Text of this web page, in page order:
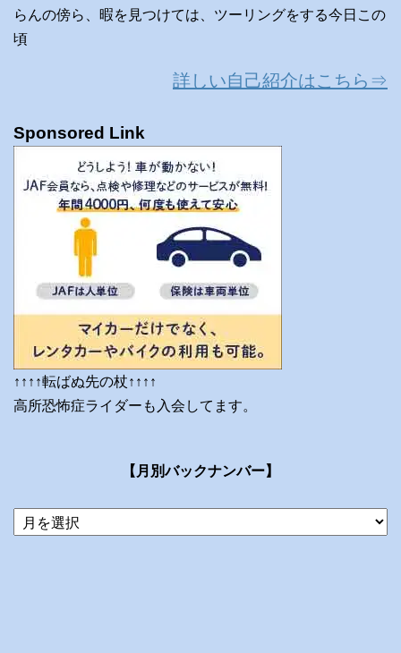
らんの傍ら、暇を見つけては、ツーリングをする今日この
頃
詳しい自己紹介はこちら⇒
Sponsored Link
↑↑↑↑転ばぬ先の杖↑↑↑↑
高所恐怖症ライダーも入会してます。
【月別バックナンバー】
当
ブ